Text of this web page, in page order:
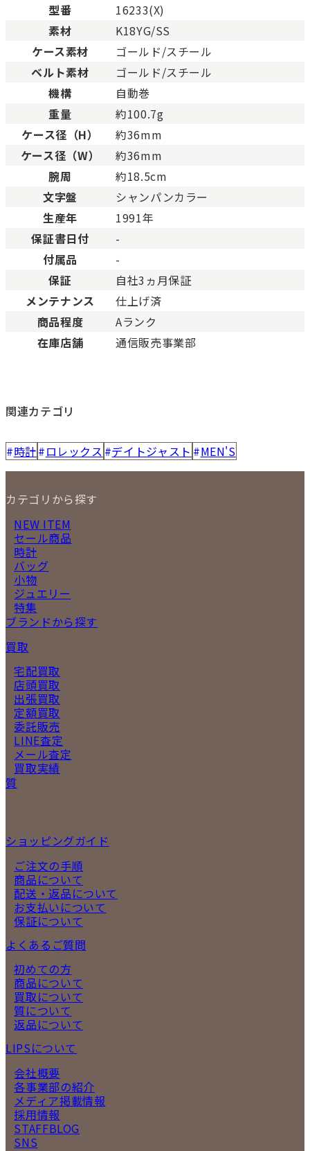
ABランク
Bランク 一般的な使用感があり、傷
BCランクとても使用感のある商品。
Cランク 色濃く使用感があり、傷や
型番
16233(X)
素材
K18YG/SS
ケース素材
ゴールド/スチール
ベルト素材
ゴールド/スチール
機構
自動巻
重量
約100.7g
ケース径（H）
約36mm
ケース径（W）
約36mm
腕周
約18.5cm
文字盤
シャンパンカラー
生産年
1991年
保証書日付
-
付属品
-
保証
自社3ヵ月保証
メンテナンス
仕上げ済
商品程度
Aランク
在庫店舗
通信販売事業部
関連カテゴリ
時計 ロレックス デイトジャスト MEN'S
カテゴリから探す
NEW ITEM
セール商品
時計
バッグ
小物
ジュエリー
特集
ブランドから探す
買取
宅配買取
店頭買取
出張買取
定額買取
委託販売
LINE査定
メール査定
買取実績
質
ショッピングガイド
ご注文の手順
商品について
配送・返品について
お支払いについて
保証について
よくあるご質問
初めての方
商品について
買取について
質について
返品について
LIPSについて
会社概要
各事業部の紹介
メディア掲載情報
採用情報
STAFFBLOG
SNS